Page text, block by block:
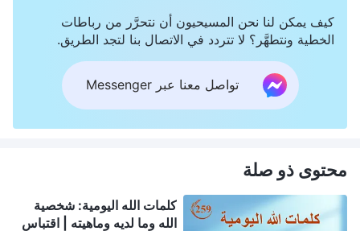
كيف يمكن لنا نحن المسيحيون أن نتحرَّر من رباطات
الخطية ونتطهَّر؟ لا تتردد في الاتصال بنا لتجد الطريق.
تواصل معنا عبر Messenger
محتوى ذو صلة
كلمات الله اليومية: شخصية
الله وما لديه وماهيته | اقتباس